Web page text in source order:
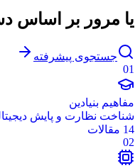
یا مرور بر اساس
جستجوی پیشرفته
01
مفاهیم بنیادین
شناخت نظارت و پایش
14 مقالات
02